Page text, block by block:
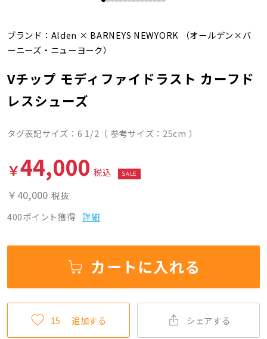
ブランド： Alden × BARNEYS NEWYORK （オールデン×バ
ーニーズ・ニューヨーク）
Vチップ モディファイドラスト カーフド
レスシューズ
タグ表記サイズ：6 1/2（ 参考サイズ：25cm ）
￥44,000 税込 SALE
￥40,000 税抜
400ポイント獲得 詳細
カートに入れる
15 追加する シェアする